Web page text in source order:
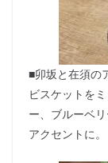
■卯坂と在須の
ビスケットを
ー、ブルーベ
アクセントに。